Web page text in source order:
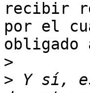
recibir
por el
obligado
>
> Y sí,